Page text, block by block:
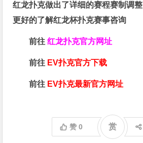
红龙扑克做出了详细的赛程赛制调
更好的了解红龙杯扑克赛事咨询
前往红龙扑克官方网址
前往 EV扑克官方下载
前往 EV扑克最新官方网址
赞0 赏